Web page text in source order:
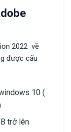
2022 về
được cấu
10 (
trở lên